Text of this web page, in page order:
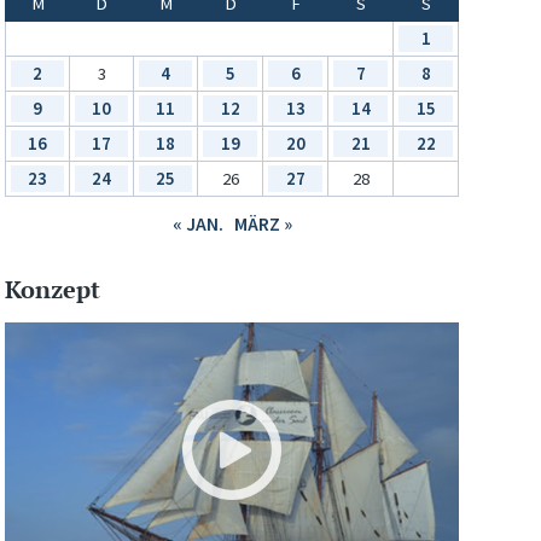
1
2
3 4 5 6 7
8
9
10 11 12 13 14
15
16
17 18 19 20 21
22
23
24 25 26 27 28
« JAN. MÄRZ »
Konzept